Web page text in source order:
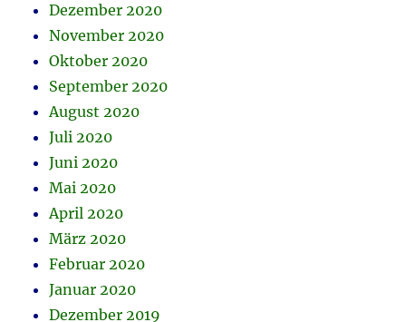
Dezember 2020
November 2020
Oktober 2020
September 2020
August 2020
Juli 2020
Juni 2020
Mai 2020
April 2020
März 2020
Februar 2020
Januar 2020
Dezember 2019